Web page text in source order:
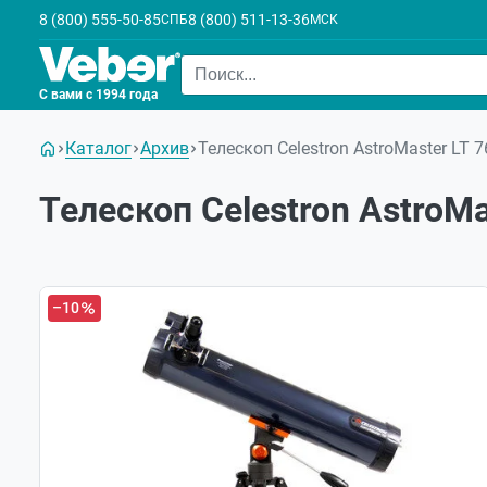
8 (800) 555-50-85СПБ8 (800) 511-13-36МСК
С вами с 1994 года
Каталог Архив Телескоп Celestron AstroMaster LT
Телескоп Celestron
–10